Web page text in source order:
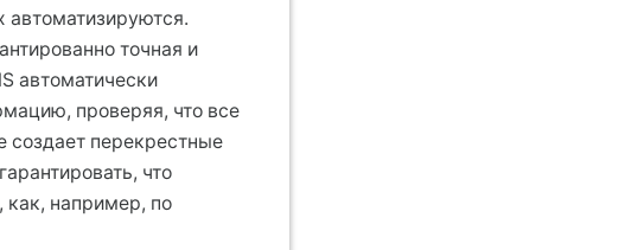
автоматизируются.
точная и
автоматически
проверяя, что все
создает перекрестные
что
например, по